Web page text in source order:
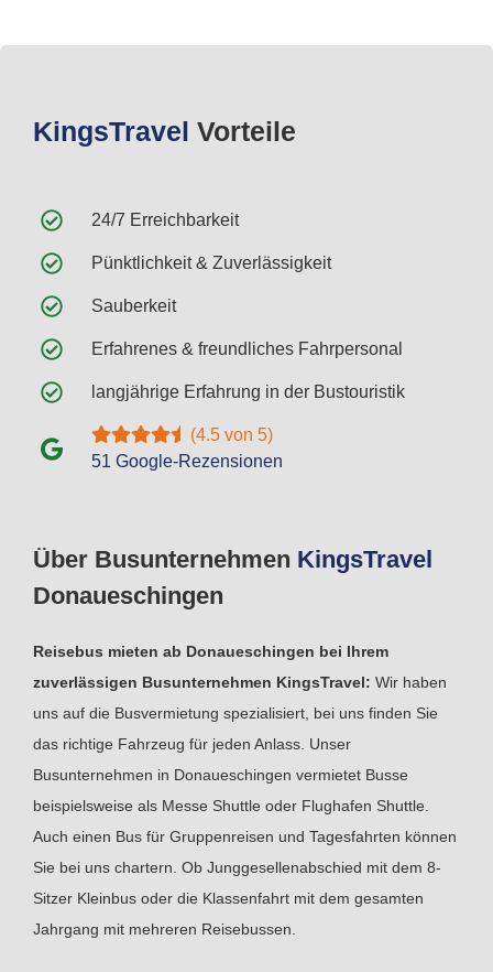
Über Busunternehmen KingsTravel
Donaueschingen
Reisebus mieten ab Donaueschingen bei Ihrem
zuverlässigen Busunternehmen KingsTravel: Wir haben
uns auf die Busvermietung spezialisiert, bei uns finden Sie
das richtige Fahrzeug für jeden Anlass. Unser
Busunternehmen in Donaueschingen vermietet Busse
beispielsweise als Messe Shuttle oder Flughafen Shuttle.
Auch einen Bus für Gruppenreisen und Tagesfahrten können
Sie bei uns chartern. Ob Junggesellenabschied mit dem 8-
Sitzer Kleinbus oder die Klassenfahrt mit dem gesamten
Jahrgang mit mehreren Reisebussen.
KingsTravel Vorteile
24/7 Erreichbarkeit
Pünktlichkeit & Zuverlässigkeit
Sauberkeit
Erfahrenes & freundliches Fahrpersonal
langjährige Erfahrung in der Bustouristik
(4.5 von 5)
51 Google-Rezensionen